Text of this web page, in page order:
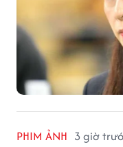
PHIM ẢNH 3 giờ